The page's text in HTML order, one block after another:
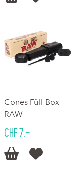
Cones Füll-Box
RAW
CHF 7.–
 